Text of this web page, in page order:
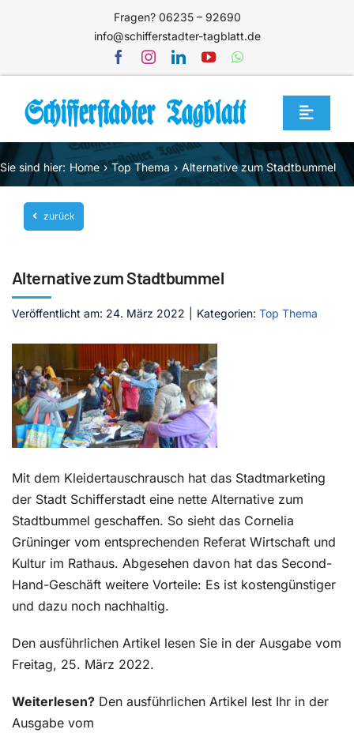
Fragen? 06235 – 92690
info@schifferstadter-tagblatt.de
Toggle
Home
Themen
Blog
Service
Mediathek
Jetzt abonnieren
Kontakt
Sie sind hier: Home Top Thema Alternative zum Stadtbummel
zurück
Alternative zum Stadtbummel
Veröffentlicht am: 24. März 2022 Kategorien: Top Thema
Mit dem Kleidertauschrausch hat das Stadtmarketing
der Stadt Schifferstadt eine nette Alternative zum
Stadtbummel geschaffen. So sieht das Cornelia
Grüninger vom entsprechenden Referat Wirtschaft und
Kultur im Rathaus. Abgesehen davon hat das Second-
Hand-Geschäft weitere Vorteile: Es ist kostengünstiger
und dazu noch nachhaltig.
Den ausführlichen Artikel lesen Sie in der Ausgabe vom
Freitag, 25. März 2022.
Weiterlesen? Den ausführlichen Artikel lest Ihr in der
Ausgabe vom